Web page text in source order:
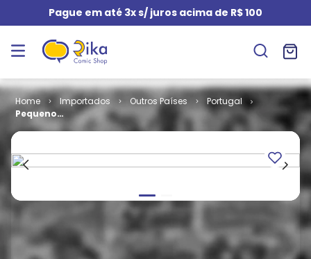
Pague em até 3x s/ juros acima de R$ 100
Importados Outros Países
Portugal
Pequeno
Polegar